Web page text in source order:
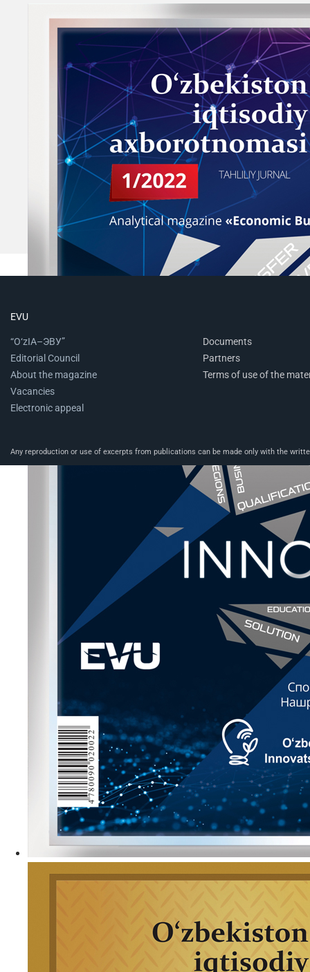
EVU
“O‘zIA–ЭВУ”
Editorial Council
About the magazine
Vacancies
Electronic appeal
Documents
Partners
Terms of use of the
Any reproduction or use of excerpts from publications can be made only with the